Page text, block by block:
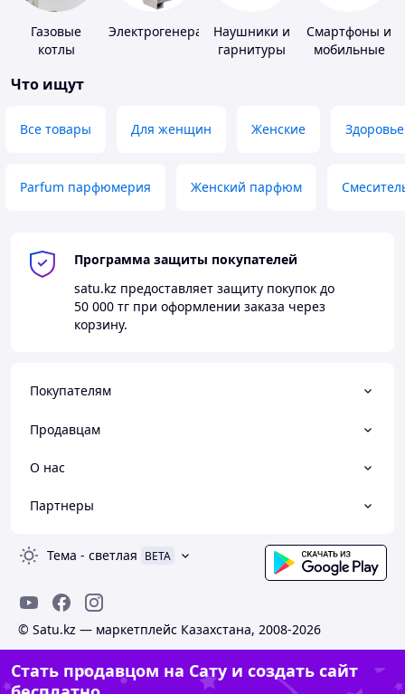
Газовые
котлы
ЭлектрогенераторыНаушники и
гарнитуры
Смартфоны и
мобильные
Что ищут
Все товары Для женщин Женские Здоровье
Parfum парфюмерия Женский парфюм
Программа защиты покупателей
satu.kz предоставляет защиту покупок до
50 000 тг при оформлении заказа через
корзину.
Покупателям
Продавцам
О нас
Партнеры
Тема - светлая BETA
© Satu.kz — маркетплейс Казахстана, 2008-2026
Стать продавцом на Сату и создать сайт